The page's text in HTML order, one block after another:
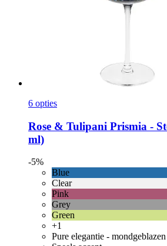
6 opties
Rose & Tulipani Prismia -​
ml)
-5%
Blue
Clear
Pink
Grey
Green
+1
Pure elegantie - mondgeblazen